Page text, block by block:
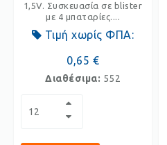
1,5V. Συσκευασία σε blister
με 4 μπαταρίες....
Τιμή χωρίς ΦΠΑ:
0,65 €
Διαθέσιμα: 552